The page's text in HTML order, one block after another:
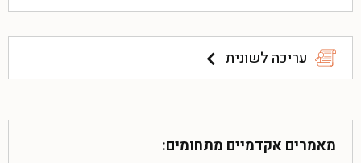
עריכה לשונית
מאמרים אקדמיים מתחומים: